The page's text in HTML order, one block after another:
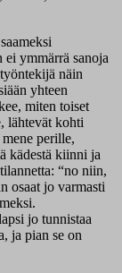
ei ymmärrä sanoja
näin
yhteen
miten toiset
lähtevät kohti
perille,
kädestä kiinni ja
“no niin,
osaat jo varmasti
jo tunnistaa
ja pian se on